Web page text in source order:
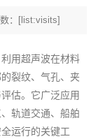
：[list:visits]
用超声波在材料
裂纹、气孔、夹
估。它广泛应用
轨道交通、船舶
运行的关键工